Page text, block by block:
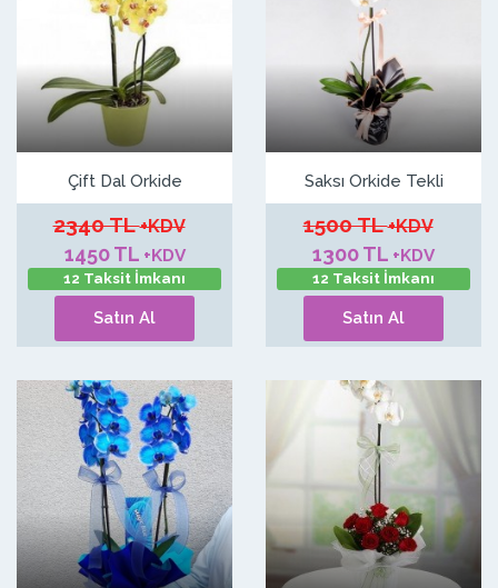
Çift Dal Orkide
2340 TL+KDV
1450 TL +KDV
12 Taksit İmkanı
Satın Al
Saksı Orkide Tekli
1500 TL+KDV
1300 TL +KDV
12 Taksit İmkanı
Satın Al